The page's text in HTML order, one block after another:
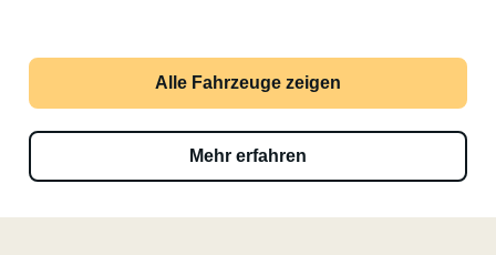
Alle Fahrzeuge zeigen
Mehr erfahren